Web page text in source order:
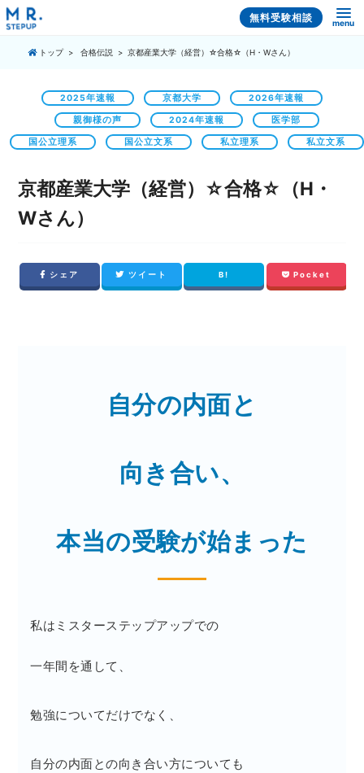
無料受験相談 menu
トップ 合格伝説 京都産業大学（経営）☆合格☆（H・Wさん）
2025年速報 京都大学 2026年速報
親御様の声 2024年速報 医学部
国公立理系 国公立文系 私立理系 私立文系
京都産業大学（経営）☆合格☆（H・
Wさん）
シェア ツイート B! Pocket
自分の内面と
向き合い、
本当の受験が始まった
私はミスターステップアップでの
一年間を通して、
勉強についてだけでなく、
自分の内面との向き合い方についても